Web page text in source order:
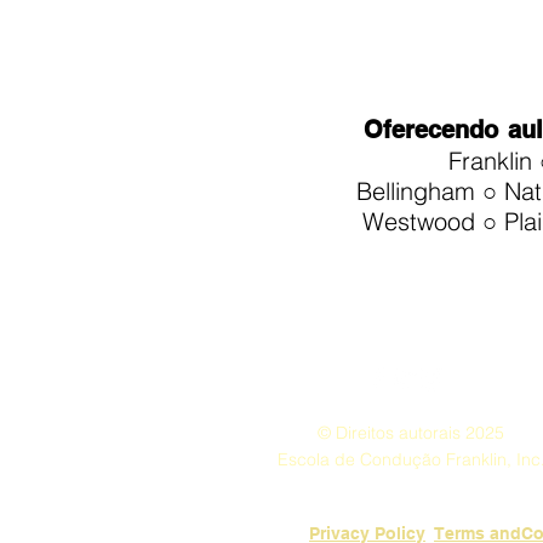
Oferecendo
Bellingham ○
Westwood ○
© Direitos autorais 2025
Escola de Condução Franklin,
Privacy Policy ​Terms